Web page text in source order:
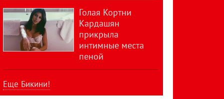
Голая Кортни
Кардашян
прикрыла
интимные места
пеной
Еще Бикини!